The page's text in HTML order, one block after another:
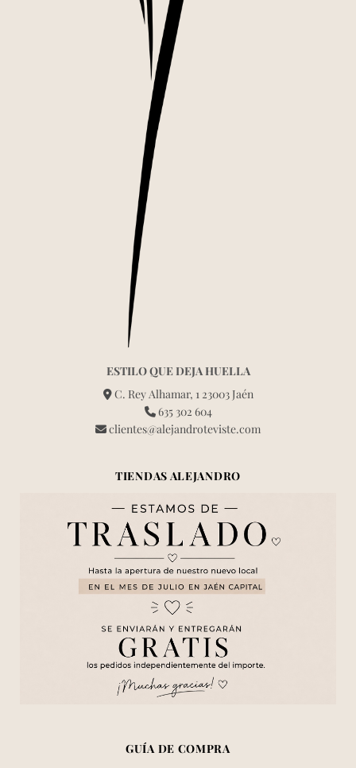
ESTILO QUE DEJA HUELLA
C. Rey Alhamar, 1 23003 Jaén
635 302 604
clientes@alejandroteviste.com
TIENDAS ALEJANDRO
GUÍA DE COMPRA